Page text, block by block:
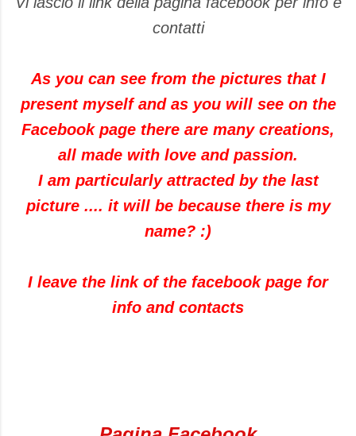
contatti
As you can see from the pictures that I
present myself and as you will see on the
Facebook page there are many creations,
all made with love and passion.
I am particularly attracted by the last
picture .... it will be because there is my
name? :)
I leave the link of the facebook page for
info and contacts